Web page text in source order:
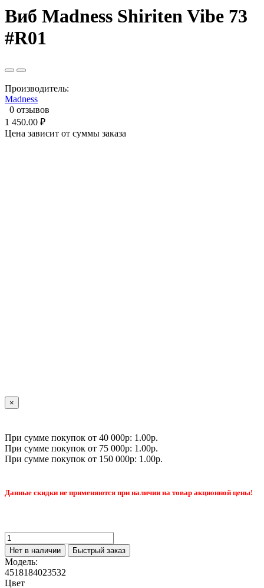
Виб Madness Shiriten Vibe 73
#R01
Производитель:
Madness
0 отзывов
1 450.00 ₽
Цена зависит от суммы заказа
×
При сумме покупок от 40 000р: 1.00р.
При сумме покупок от 75 000р: 1.00р.
При сумме покупок от 150 000р: 1.00р.
Данные скидки не применяются при наличии на товар акционной цены!
Нет в наличии Быстрый заказ
Модель:
4518184023532
Цвет